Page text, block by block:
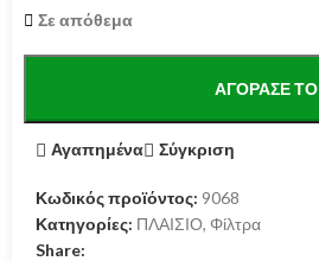
Σε απόθεμα
ΑΓΌΡΑΣΕ ΤΟ
Αγαπημένα Σύγκριση
Κωδικός προϊόντος: 9068
Κατηγορίες: ΠΛΑΙΣΙΟ, Φίλτρα
Share: